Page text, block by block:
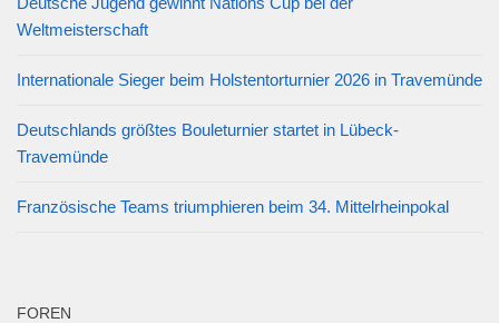
Weltmeisterschaft
Internationale Sieger beim Holstentorturnier 2026 in Travemünde
Deutschlands größtes Bouleturnier startet in Lübeck-
Travemünde
Französische Teams triumphieren beim 34. Mittelrheinpokal
FOREN